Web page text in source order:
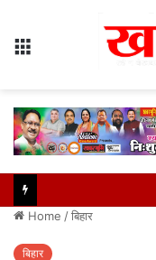
Home /बिहार
बिहार